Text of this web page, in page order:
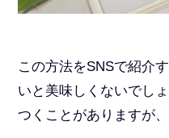
この方法をSNSで紹介
いと美味しくないでし
つくことがありますが